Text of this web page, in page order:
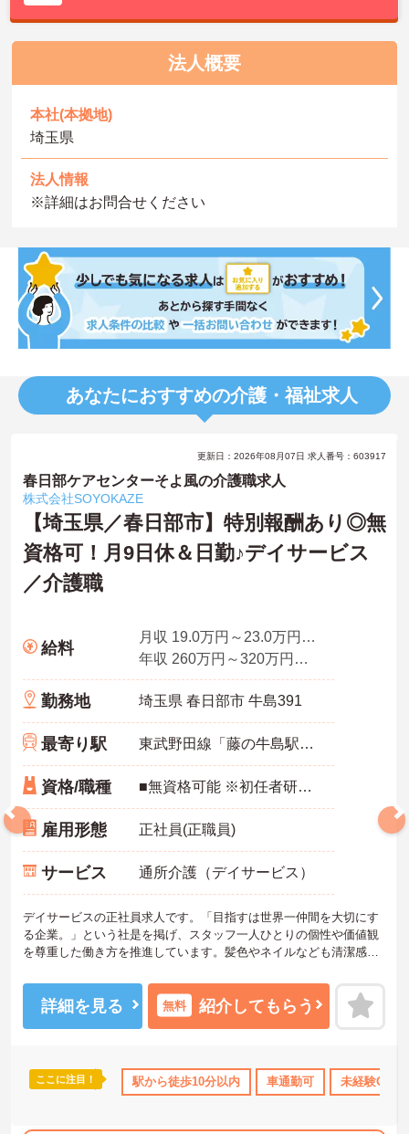
法人概要
本社(本拠地)
埼玉県
法人情報
※詳細はお問合せください
あなたにおすすめの介護・福祉求人
交通費支給
更新日：2026年08月07日 求人番号：603917
春日部ケアセンターそよ風の介護職求人
株式会社SOYOKAZE
【埼玉県／春日部市】特別報酬あり◎無
資格可！月9日休＆日勤♪デイサービス
／介護職
給料
月収 19.0万円～23.0万円程度（諸手当込み）／介護福祉士
年収 260万円～320万円程度（諸手当込み）／介護福祉士
勤務地 埼玉県 春日部市 牛島391
最寄り駅 東武野田線「藤の牛島駅」徒歩10分
資格/職種 ■無資格可能 ※初任者研修あれば尚可
雇用形態 正社員(正職員)
サービス 通所介護（デイサービス）
デイサービスの正社員求人です。「目指すは世界一仲間を大切にす
る企業。」という社是を掲げ、スタッフ一人ひとりの個性や価値観
を尊重した働き方を推進しています。髪色やネイルなども清潔感が
ことが可能です。日々の頑張りやチームワークは賞与とは別に支給
される特別報酬としてしっかり還元されるため、高いモチベーショ
ンを維持しながら業務に取り組めます。残業は少なく、月9日の公休
より70歳まで勤務可能であり、退職金制度も完備されているなど、
長期的に安定したキャリアを築いていける職場です。入社後はOJT
詳細を見る 無料 紹介してもらう
ここに注目！ 駅から徒歩10分以内 車通勤可 未経験OK